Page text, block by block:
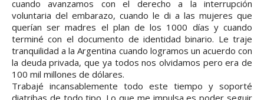
cuando avanzamos con el derecho a la interrupción
voluntaria del embarazo, cuando le di a las mujeres que
querían ser madres el plan de los 1000 días y cuando
terminé con el documento de identidad binario. Le traje
tranquilidad a la Argentina cuando logramos un acuerdo con
la deuda privada, que ya todos nos olvidamos pero era de
100 mil millones de dólares.
Trabajé incansablemente todo este tiempo y soporté